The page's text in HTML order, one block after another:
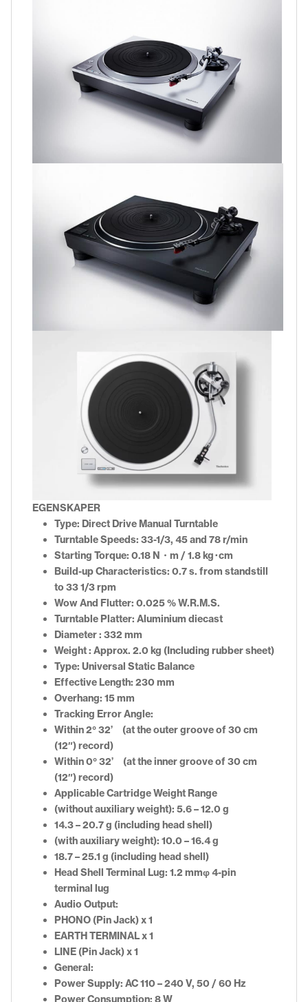
EGENSKAPER
Type: Direct Drive Manual Turntable
Turntable Speeds: 33-1/3, 45 and 78 r/min
Starting Torque: 0.18 N・m / 1.8 kg･cm
Build-up Characteristics: 0.7 s. from standstill
to 33 1/3 rpm
Wow And Flutter: 0.025 % W.R.M.S.
Turntable Platter: Aluminium diecast
Diameter : 332 mm
Weight : Approx. 2.0 kg (Including rubber sheet)
Type: Universal Static Balance
Effective Length: 230 mm
Overhang: 15 mm
Tracking Error Angle:
Within 2° 32’ (at the outer groove of 30 cm
(12″) record)
Within 0° 32’ (at the inner groove of 30 cm
(12″) record)
Applicable Cartridge Weight Range
(without auxiliary weight): 5.6 – 12.0 g
14.3 – 20.7 g (including head shell)
(with auxiliary weight): 10.0 – 16.4 g
18.7 – 25.1 g (including head shell)
Head Shell Terminal Lug: 1.2 mmφ 4-pin
terminal lug
Audio Output:
PHONO (Pin Jack) x 1
EARTH TERMINAL x 1
LINE (Pin Jack) x 1
General:
Power Supply: AC 110 – 240 V, 50 / 60 Hz
Power Consumption: 8 W